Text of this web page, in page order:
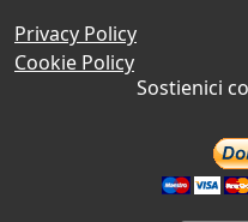
Privacy Policy
Cookie Policy
Sostienici